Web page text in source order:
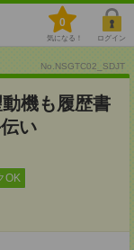
0
気になる！ ログイン
No.NSGTC02_SDJT
機も履歴書
い
OK